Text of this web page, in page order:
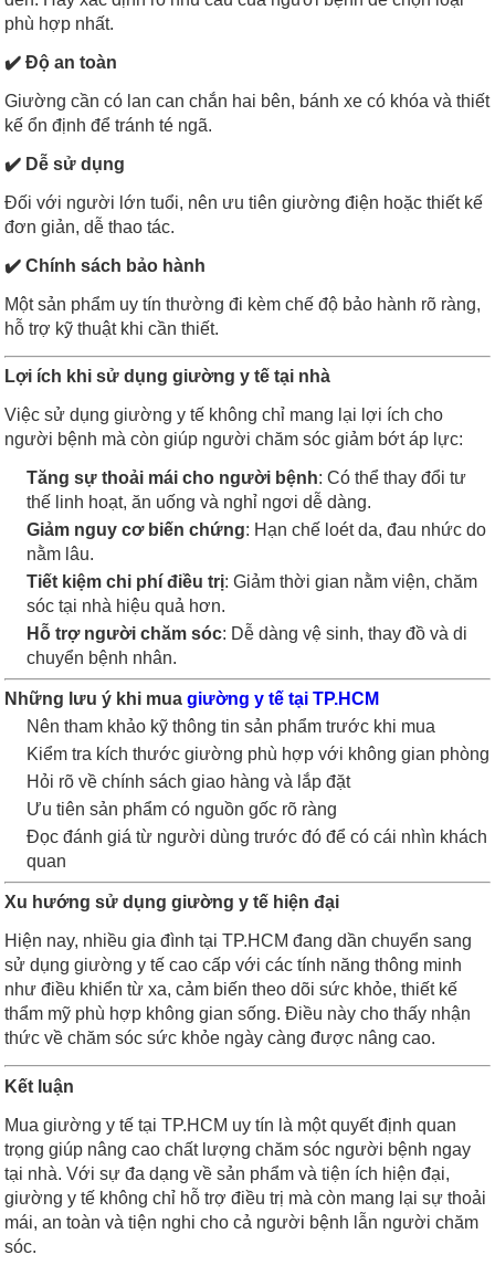
phù hợp nhất.
✔️ Độ an toàn
Giường cần có lan can chắn hai bên, bánh xe có khóa và thiết
kế ổn định để tránh té ngã.
✔️ Dễ sử dụng
Đối với người lớn tuổi, nên ưu tiên giường điện hoặc thiết kế
đơn giản, dễ thao tác.
✔️ Chính sách bảo hành
Một sản phẩm uy tín thường đi kèm chế độ bảo hành rõ ràng,
hỗ trợ kỹ thuật khi cần thiết.
Lợi ích khi sử dụng giường y tế tại nhà
Việc sử dụng giường y tế không chỉ mang lại lợi ích cho
người bệnh mà còn giúp người chăm sóc giảm bớt áp lực:
Tăng sự thoải mái cho người bệnh: Có thể thay đổi tư
thế linh hoạt, ăn uống và nghỉ ngơi dễ dàng.
Giảm nguy cơ biến chứng: Hạn chế loét da, đau nhức do
nằm lâu.
Tiết kiệm chi phí điều trị: Giảm thời gian nằm viện, chăm
sóc tại nhà hiệu quả hơn.
Hỗ trợ người chăm sóc: Dễ dàng vệ sinh, thay đồ và di
chuyển bệnh nhân.
Những lưu ý khi muagiường y tế tại TP.HCM
Nên tham khảo kỹ thông tin sản phẩm trước khi mua
Kiểm tra kích thước giường phù hợp với không gian phòng
Hỏi rõ về chính sách giao hàng và lắp đặt
Ưu tiên sản phẩm có nguồn gốc rõ ràng
Đọc đánh giá từ người dùng trước đó để có cái nhìn khách
quan
Xu hướng sử dụng giường y tế hiện đại
Hiện nay, nhiều gia đình tại TP.HCM đang dần chuyển sang
sử dụng giường y tế cao cấp với các tính năng thông minh
như điều khiển từ xa, cảm biến theo dõi sức khỏe, thiết kế
thẩm mỹ phù hợp không gian sống. Điều này cho thấy nhận
thức về chăm sóc sức khỏe ngày càng được nâng cao.
Kết luận
Mua giường y tế tại TP.HCM uy tín là một quyết định quan
trọng giúp nâng cao chất lượng chăm sóc người bệnh ngay
tại nhà. Với sự đa dạng về sản phẩm và tiện ích hiện đại,
giường y tế không chỉ hỗ trợ điều trị mà còn mang lại sự thoải
mái, an toàn và tiện nghi cho cả người bệnh lẫn người chăm
sóc.